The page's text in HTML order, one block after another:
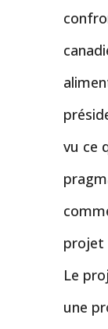
vu ce
projet
Le
une